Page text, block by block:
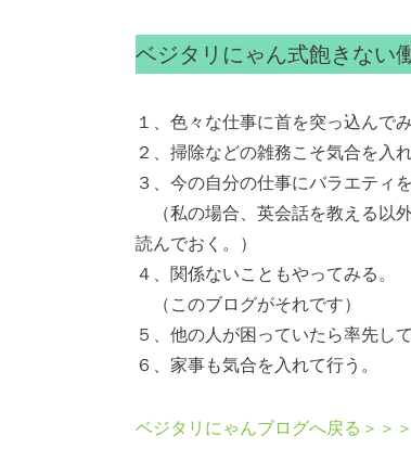
ベジタリにゃん式飽きない
１、色々な仕事に首を突っ込んでみ
２、掃除などの雑務こそ気合を入れ
３、今の自分の仕事にバラエティ
（私の場合、英会話を教える以
読んでおく。）
４、関係ないこともやってみる。
（このブログがそれです）
５、他の人が困っていたら率先して
６、家事も気合を入れて行う。
ベジタリにゃんブログへ戻る＞＞＞